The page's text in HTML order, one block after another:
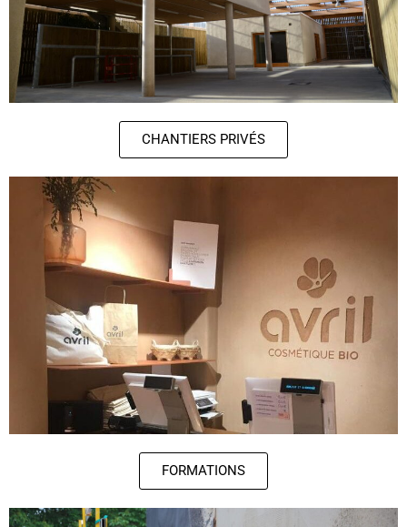
CHANTIERS PRIVÉS
FORMATIONS